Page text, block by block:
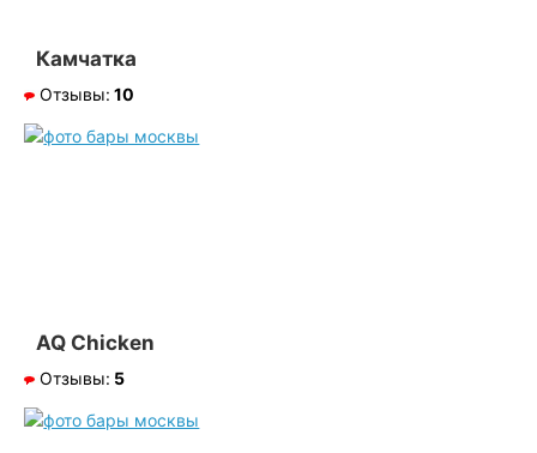
Камчатка
Отзывы: 10
AQ Chicken
Отзывы: 5